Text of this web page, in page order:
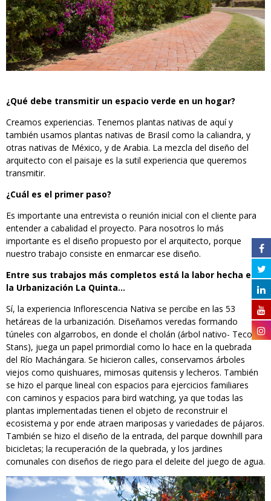
¿Qué debe transmitir un espacio verde en un hogar?
Creamos experiencias. Tenemos plantas nativas de aquí y
también usamos plantas nativas de Brasil como la caliandra, y
otras nativas de México, y de Arabia. La mezcla del diseño del
arquitecto con el paisaje es la sutil experiencia que queremos
transmitir.
¿Cuál es el primer paso?
Es importante una entrevista o reunión inicial con el cliente para
entender a cabalidad el proyecto. Para nosotros lo más
importante es el diseño propuesto por el arquitecto, porque
nuestro trabajo consiste en enmarcar ese diseño.
Entre sus trabajos más completos está la labor hecha en
la Urbanización La Quinta…
Sí, la experiencia Inflorescencia Nativa se percibe en las 53
hetáreas de la urbanización. Diseñamos veredas formando
túneles con algarrobos, en donde el cholán (árbol nativo- Tecoma
Stans), juega un papel primordial como lo hace en la quebrada
del Río Machángara. Se hicieron calles, conservamos árboles
viejos como quishuares, mimosas quitensis y lecheros. También
se hizo el parque lineal con espacios para ejercicios familiares
con caminos y espacios para bird watching, ya que todas las
plantas implementadas tienen el objeto de reconstruir el
ecosistema y por ende atraen mariposas y variedades de pájaros.
También se hizo el diseño de la entrada, del parque downhill para
bicicletas; la recuperación de la quebrada, y los jardines
comunales con diseños de riego para el deleite del juego de agua.